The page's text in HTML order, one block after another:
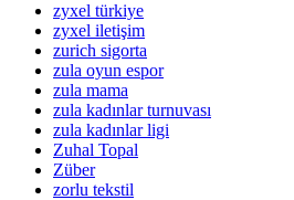
zyxel türkiye
zyxel iletişim
zurich sigorta
zula oyun espor
zula mama
zula kadınlar turnuvası
zula kadınlar ligi
Zuhal Topal
Züber
zorlu tekstil